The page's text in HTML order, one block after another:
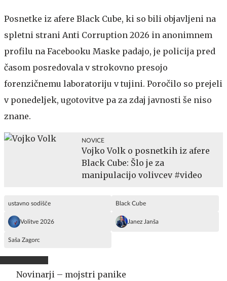
Posnetke iz afere Black Cube, ki so bili objavljeni na
spletni strani Anti Corruption 2026 in anonimnem
profilu na Facebooku Maske padajo, je policija pred
časom posredovala v strokovno presojo
forenzičnemu laboratoriju v tujini. Poročilo so prejeli
v ponedeljek, ugotovitve pa za zdaj javnosti še niso
znane.
NOVICE
Vojko Volk o posnetkih iz afere
Black Cube: Šlo je za
manipulacijo volivcev #video
ustavno sodišče Black Cube
Volitve 2026 Janez Janša
Saša Zagorc
Novinarji – mojstri panike